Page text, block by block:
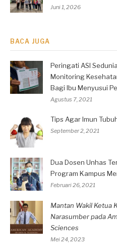
Juni 1, 2026
BACA JUGA
Peringati ASI
Monitoring
Bagi Ibu Menyusui
Agustus 7, 2021
Tips Agar Imun
September 2, 2021
Dua Dosen Unhas
Program Kampus
Februari 26, 2021
Mantan Wakil Ketua
Narasumber pada
Sciences
Mei 24, 2023